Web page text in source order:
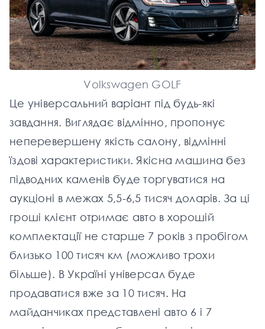
Volkswagen GOLF
Це універсальний варіант під будь-які
завдання. Виглядає відмінно, пропонує
неперевершену якість салону, відмінні
їздові характеристики. Якісна машина без
підводних каменів буде торгуватися на
аукціоні в межах 5,5-6,5 тисяч доларів. За ці
гроші клієнт отримає авто в хорошій
комплектації не старше 7 років з пробігом
близько 100 тисяч км (можливо трохи
більше). В Україні універсал буде
продаватися вже за 10 тисяч. На
майданчиках представлені авто 6 і 7